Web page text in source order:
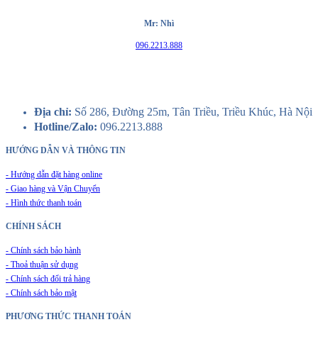
Mr: Nhì
096.2213.888
Địa chỉ: Số 286, Đường 25m, Tân Triều, Triều Khúc, Hà Nội
Hotline/Zalo: 096.2213.888
HƯỚNG DẪN VÀ THÔNG TIN
- Hướng dẫn đặt hàng online
- Giao hàng và Vận Chuyển
- Hình thức thanh toán
CHÍNH SÁCH
- Chính sách bảo hành
- Thoả thuận sử dụng
- Chính sách đổi trả hàng
- Chính sách bảo mật
PHƯƠNG THỨC THANH TOÁN